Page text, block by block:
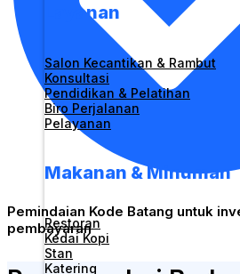
Layanan
Salon Kecantikan & Rambut
Konsultasi
Pendidikan & Pelatihan
Biro Perjalanan
Pelayanan
Makanan & Minuman
Restoran
Kedai Kopi
Stan
Katering
Pemindaian Kode Batang untuk
pembayaran